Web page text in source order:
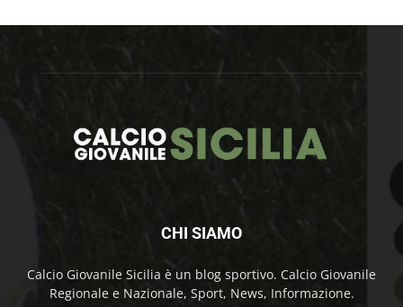
CHI SIAMO
Calcio Giovanile Sicilia è un blog sportivo. Calcio Giovanile
Regionale e Nazionale, Sport, News, Informazione.